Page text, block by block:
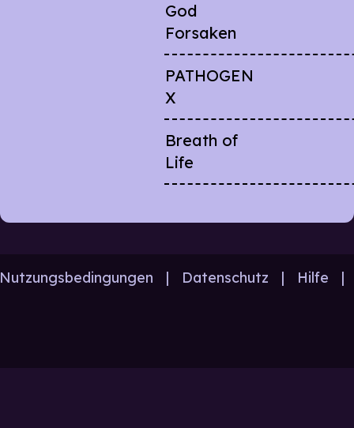
God
Forsaken
PATHOGEN
X
Breath of
Life
Nutzungsbedingungen | Datenschutz | Hilfe |